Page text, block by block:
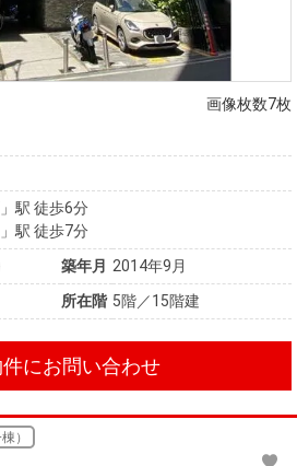
レーショ
ン
役立ちコ
ラム）
ド
画像枚数7枚
駅 徒歩6分
駅 徒歩7分
築年月 2014年9月
所在階 5階／15階建
にお問い合わせ
）